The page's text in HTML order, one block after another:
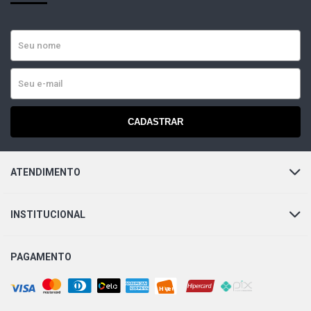
SANTANA SPORT SEDAN 2.0 8V AP (1991 - 1994)
CADASTRAR
ATENDIMENTO
INSTITUCIONAL
PAGAMENTO